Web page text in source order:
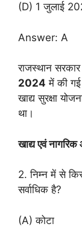
(D) 1 जुलाई
Answer: A
राजस्थान सरकार
2024 में की गई
खाद्य सुरक्षा
था।
खाद्य एवं नागरिक
2. निम्न में से
सर्वाधिक है?
(A) कोटा